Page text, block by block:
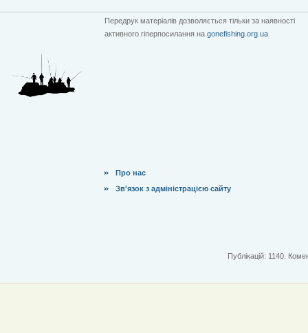
Передрук матеріалів дозволяється тільки за наявності
активного гіперпосилання на gonefishing.org.ua
Про нас
Зв'язок з адміністрацією сайту
Публікацій: 1140.